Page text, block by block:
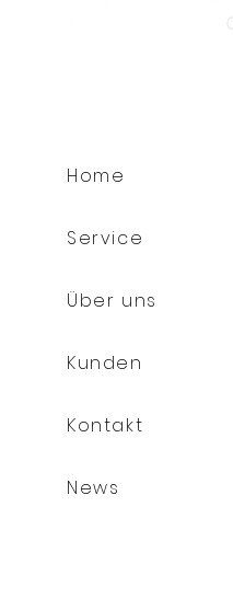
Home
Service
Über uns
Kunden
Kontakt
News